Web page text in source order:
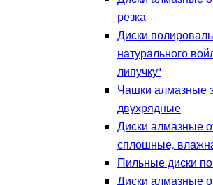
резка
Диски
натурального
липучку"
Чашки алмазные
двухрядные
Диски алмазные
сплошные,
Пильные диски